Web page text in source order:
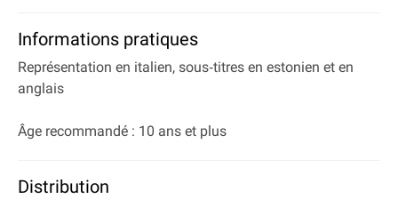
Informations pratiques
Représentation en italien, sous‐titres en estonien et en
anglais
Âge recommandé : 10 ans et plus
Distribution